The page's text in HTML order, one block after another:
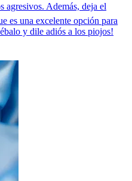
agresivos. Además, deja el
es una excelente opción para
y dile adiós a los piojos!